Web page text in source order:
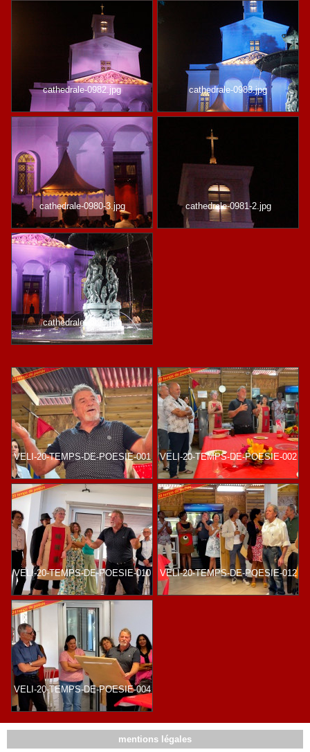
cathedrale-0982.jpg cathedrale-0983.jpg
cathedrale-0980-3.jpg cathedrale-0981-2.jpg
cathedrale-0993.jpg
VELI-20-TEMPS-DE-POESIE-001 VELI-20-TEMPS-DE-POESIE-002
VELI-20-TEMPS-DE-POESIE-010 VELI-20-TEMPS-DE-POESIE-012
VELI-20-TEMPS-DE-POESIE-004
mentions légales